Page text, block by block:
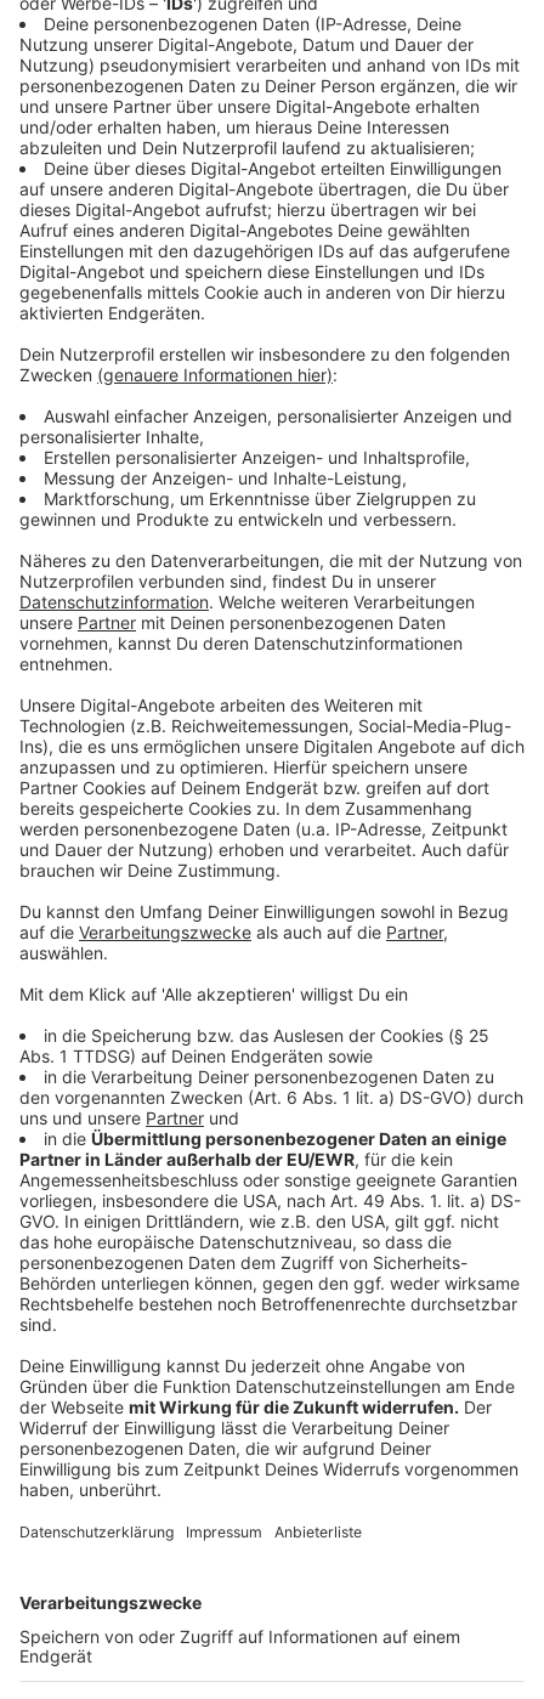
zwischen Präadipositas (BMI von 25 bis unter 30) und
Adipositas (BMI ab 30).
Der Anteil der übergewichtigen Personen fiel
größtenteils auf die Gruppe der 45-64 Jährigen. Hier
lag sie bei über 60 Prozent. Der Anteil der
Übergewichtigen im Alter zwischen 18 und 29 lag
demnach bei 34,8 Prozent und damit am niedrigsten.
Anzeige
BMI als Maßstab in der Kritik
Anzeige
Der Body-Mass-Index (BMI) ist seit Jahren zwar der
Maßstab, um schnell herauszufinden, ob das eigene
Gewicht im Idealbereich liegt oder nicht. Allerdings
häuft sich auch die Kritik am BMI. Experten
bemängeln, dass beispielsweise die Fettverteilung in
den gewissen Altersstufen und generell bei Männern
und Frauen nicht berücksichtigt wird. Bei Senioren
sollen Fettreserven auch gewissen Erkrankungen
beispielsweise vorbeugen. Genauso ist es
beispielsweise bei Kraftsportlern, deren Muskelgehalt
deutlich erhöhter ist, sie laut BMI aber übergewichtig
sind.
Als alleiniger Indikator sollte der BMI deshalb niemals
stehen, es gibt weitere Rechner, die ein besseres Bild
oder der Body-Shape-Index.
So hat das Landesamt für Statistiken die
Daten erhoben
Anzeige
Das Landesamt für Statistiken in NRW teilt mit: "Der
hier zur Definition von Übergewicht herangezogene
Body-Mass- Index (BMI) ist eine Maßzahl für die
Bewertung des Körpergewichts eines Menschen in
Relation zu seiner Körpergröße (Gewicht dividiert
durch Größe zum Quadrat). Die vorgestellten
Ergebnisse zu Personen mit Übergewicht basieren auf
einer Unterstichprobe des Mikrozensus. Sie beruhen
auf freiwilligen Selbstauskünften volljähriger Personen
in privaten Haushalten. Der Mikrozensus wurde 2020
methodisch neu gestaltet. Die Ergebnisse für die
Jahre 2020 und 2021 sind deshalb nur eingeschränkt
Autor: Joachim Schultheis
Anzeige